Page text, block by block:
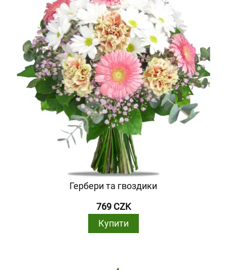
Гербери та гвоздики
769 CZK
Купити